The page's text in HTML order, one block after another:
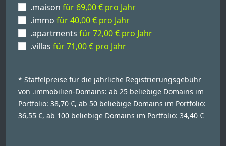
.maison für 69,00 € pro Jahr
.immo für 40,00 € pro Jahr
.apartments für 72,00 € pro Jahr
.villas für 71,00 € pro Jahr
* Staffelpreise für die jährliche Registrierungsgebühr
von .immobilien-Domains: ab 25 beliebige Domains im
Portfolio: 38,70 €, ab 50 beliebige Domains im Portfolio:
36,55 €, ab 100 beliebige Domains im Portfolio: 34,40 €